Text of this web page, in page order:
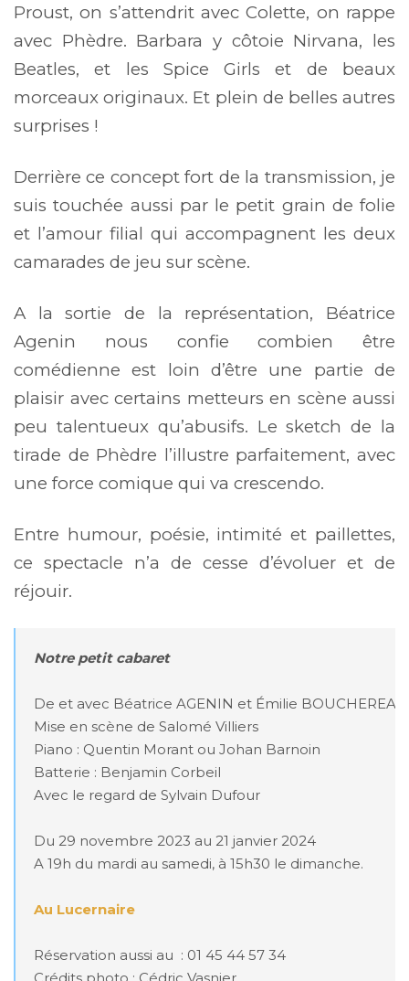
Proust, on s’attendrit avec Colette, on rappe
avec Phèdre. Barbara y côtoie Nirvana, les
Beatles, et les Spice Girls et de beaux
morceaux originaux. Et plein de belles autres
surprises !
Derrière ce concept fort de la transmission, je
suis touchée aussi par le petit grain de folie
et l’amour filial qui accompagnent les deux
camarades de jeu sur scène.
A la sortie de la représentation, Béatrice
Agenin nous confie combien être
comédienne est loin d’être une partie de
plaisir avec certains metteurs en scène aussi
peu talentueux qu’abusifs. Le sketch de la
tirade de Phèdre l’illustre parfaitement, avec
une force comique qui va crescendo.
Entre humour, poésie, intimité et paillettes,
ce spectacle n’a de cesse d’évoluer et de
réjouir.
Notre petit cabaret
De et avec Béatrice AGENIN et Émilie BOUCHEREAU
Mise en scène de Salomé Villiers
Piano : Quentin Morant ou Johan Barnoin
Batterie : Benjamin Corbeil
Avec le regard de Sylvain Dufour
Du 29 novembre 2023 au 21 janvier 2024
A 19h du mardi au samedi, à 15h30 le dimanche.
Au Lucernaire
Réservation aussi au  : 01 45 44 57 34
Crédits photo : Cédric Vasnier